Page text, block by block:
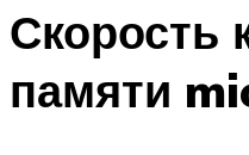
Скорость
памяти